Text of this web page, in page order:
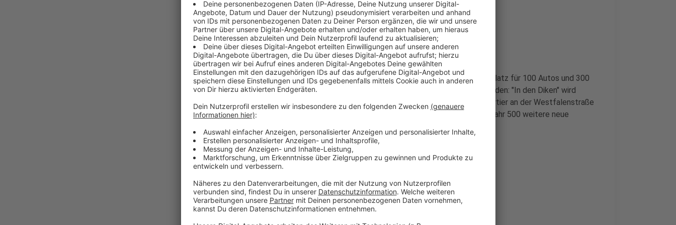
Veröffentlicht:Mittwoch, 11.05.2022 15:55
Anzeige
Unter den Häusern baut der Investor eine große Tiefgarage mit Platz für 100 Autos und 300
Fahrräder. Auch die unmittelbare Umgebung soll aufgewertet werden: "In den Diken" wird
demnächst besser mit dem ALDI an der Bochumer- und dem Quartier an der Westfalenstraße
verbunden. Dort baut der Investor schon seit dem vergangenen Jahr 500 weitere neue
Anzeige
Weitere Infos und Links zum Thema
Anzeige